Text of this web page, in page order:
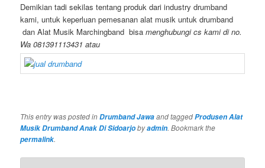
Demikian tadi sekilas tentang produk dari industry drumband
kami, untuk keperluan pemesanan alat musik untuk drumband
dan Alat Musik Marchingband bisamenghubungi cs kami di no.
Wa 081391113431 atau
This entry was posted inDrumband Jawaand taggedProdusen Alat
Musik Drumband Anak Di Sidoarjobyadmin. Bookmark the
permalink.